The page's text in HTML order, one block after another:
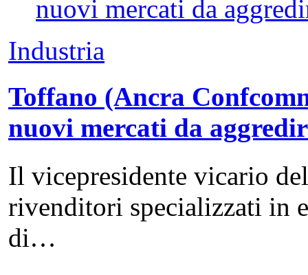
Industria
Toffano (Ancra
nuovi mercati da
Il vicepresidente vicario
rivenditori specializzati in
di…